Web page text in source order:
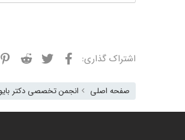
اشتراک گذاری: فیسبوکتوییتر ردیت
صفحه اصلی انجمن تخصصی دکتر